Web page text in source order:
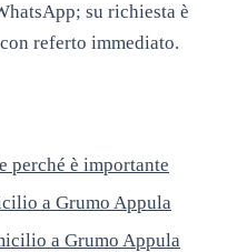
su richiesta è
referto immediato.
perché è importante
a Grumo Appula
a Grumo Appula